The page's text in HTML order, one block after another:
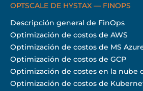
OPTSCALE DE HYSTAX — FINOPS
Descripción general de FinOps
Optimización de costos de AWS
Optimización de costos de MS
Optimización de costos de GCP
Optimización de costes en la nube
Optimización de costos de